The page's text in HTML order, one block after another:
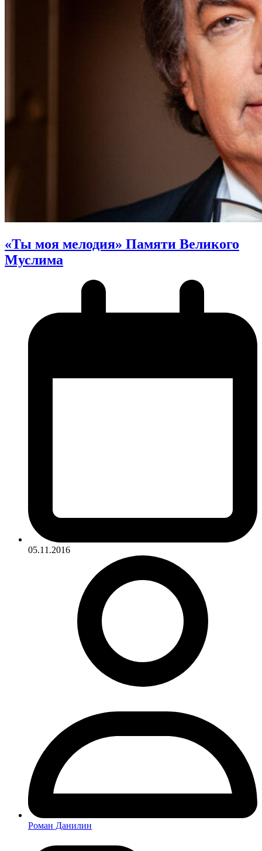
«Ты моя мелодия» Памяти Великого
Муслима
05.11.2016
Роман Данилин